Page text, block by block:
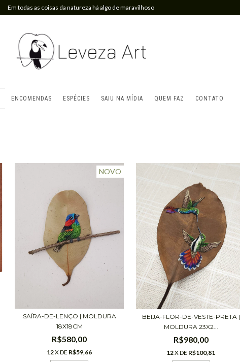
Em todas as coisas da natureza há algo de maravilhoso
ENCOMENDAS ESPÉCIES SAIU NA MÍDIA QUEM FAZ CONTATO
NOVO
SAÍRA-DE-LENÇO | MOLDURA
18X18CM
R$580,00
12X DE R$59,66
BEIJA-FLOR-DE-VESTE-PRETA |
MOLDURA 23X2...
R$980,00
12X DE R$100,81